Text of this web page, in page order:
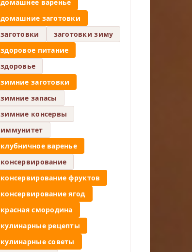
домашнее варенье
домашние заготовки
заготовки
заготовки зиму
здоровое питание
здоровье
зимние заготовки
зимние запасы
зимние консервы
иммунитет
клубничное варенье
консервирование
консервирование фруктов
консервирование ягод
красная смородина
кулинарные рецепты
кулинарные советы